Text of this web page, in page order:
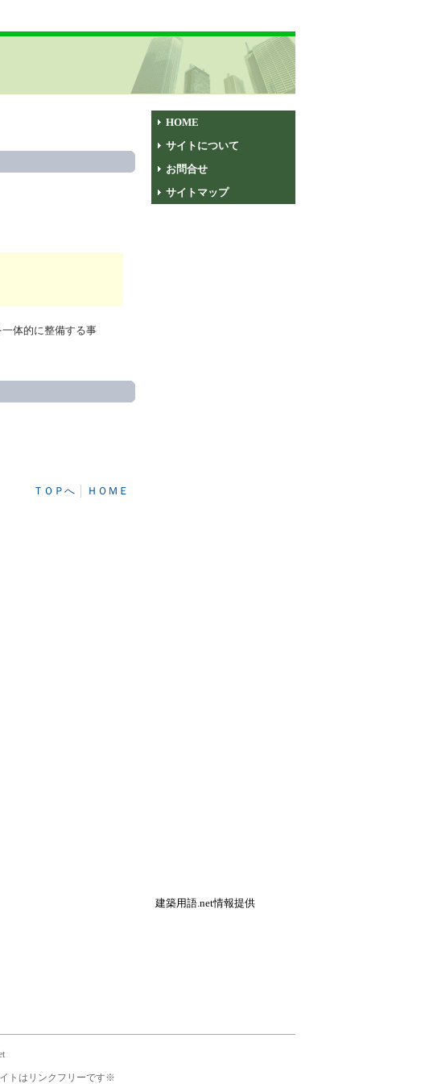
体的に整備する事
ＴＯＰへ│ ＨＯＭＥ
HOME
サイトについて
お問合せ
サイトマップ
建築用語.net情報提供
トはリンクフリーです※